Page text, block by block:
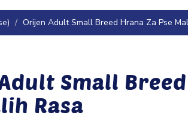
Orijen Adult Small Breed Hrana Za Pse
Small
Rasa